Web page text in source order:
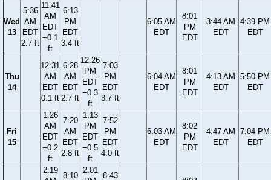
Wed
13
5:36
AM
EDT
2.7 ft
11:41
AM
EDT
−0.1
ft
6:13
PM
EDT
3.4 ft
6:05 AM
EDT
8:01
PM
EDT
3:44 AM
EDT
4:39 PM
EDT
Thu
14
12:31
AM
EDT
0.1 ft
6:28
AM
EDT
2.7 ft
12:26
PM
EDT
−0.3
ft
7:03
PM
EDT
3.7 ft
6:04 AM
EDT
8:01
PM
EDT
4:13 AM
EDT
5:50 PM
EDT
Fri
15
1:26
AM
EDT
−0.2
ft
7:20
AM
EDT
2.8 ft
1:13
PM
EDT
−0.5
ft
7:52
PM
EDT
4.0 ft
6:03 AM
EDT
8:02
PM
EDT
4:47 AM
EDT
7:04 PM
EDT
2:19
8:10
2:01
8:43